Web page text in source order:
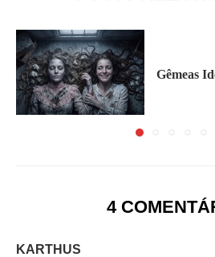
Gêmeas
4
KARTHUS